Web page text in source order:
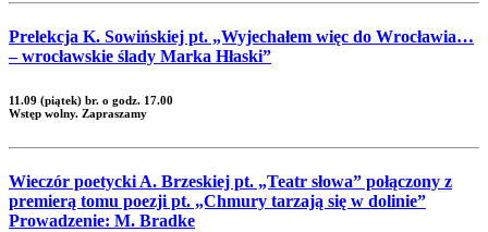
Prelekcja K. Sowińskiej pt. „Wyjechałem więc do Wrocławia…
– wrocławskie ślady Marka Hłaski”
11.09 (piątek) br. o godz. 17.00
Wstęp wolny. Zapraszamy
Wieczór poetycki A. Brzeskiej pt. „Teatr słowa” połączony z
premierą tomu poezji pt. „Chmury tarzają się w dolinie”
Prowadzenie: M. Bradke